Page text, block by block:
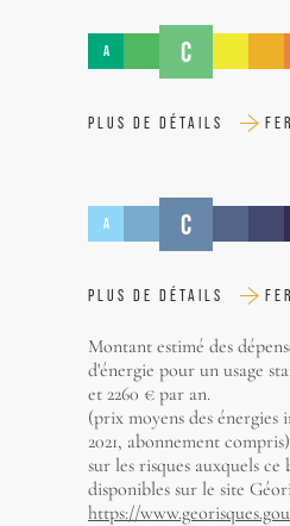
A C
PLUS DE DÉTAILS
A C
PLUS DE DÉTAILS
Montant estimé des
d'énergie pour un usage
et 2260 € par an.
(prix moyens des énergies
2021, abonnement
sur les risques auxquels ce
disponibles sur le site
https://